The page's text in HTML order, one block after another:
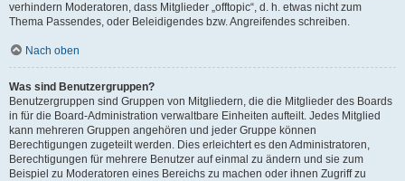
verhindern Moderatoren, dass Mitglieder „offtopic“, d. h. etwas nicht zum
Thema Passendes, oder Beleidigendes bzw. Angreifendes schreiben.
Nach oben
Was sind Benutzergruppen?
Benutzergruppen sind Gruppen von Mitgliedern, die die Mitglieder des Boards
in für die Board-Administration verwaltbare Einheiten aufteilt. Jedes Mitglied
kann mehreren Gruppen angehören und jeder Gruppe können
Berechtigungen zugeteilt werden. Dies erleichtert es den Administratoren,
Berechtigungen für mehrere Benutzer auf einmal zu ändern und sie zum
Beispiel zu Moderatoren eines Bereichs zu machen oder ihnen Zugriff zu